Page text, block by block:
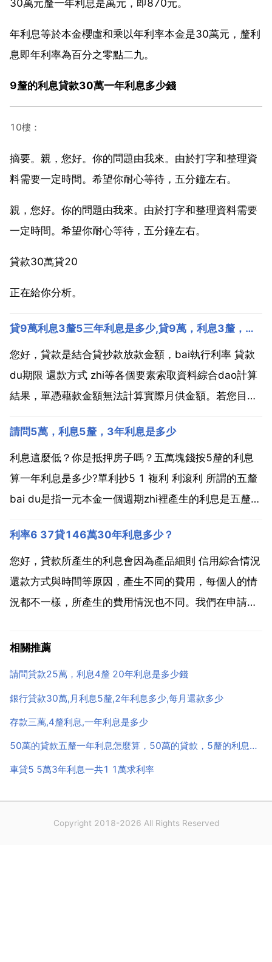
30萬元釐一年利息是萬元，即870元。
年利息等於本金櫻虛和乘以年利率本金是30萬元，釐利
息即年利率為百分之零點二九。
9釐的利息貸款30萬一年利息多少錢
10樓：
摘要。親，您好。你的問題由我來。由於打字和整理資
料需要一定時間。希望你耐心等待，五分鐘左右。
親，您好。你的問題由我來。由於打字和整理資料需要
一定時間。希望你耐心等待，五分鐘左右。
貸款30萬貸20
正在給你分析。
貸9萬利息3釐5三年利息是多少,貸9萬，利息3釐，分3年，利息總共多少
您好，貸款是結合貸抄款放款金額，bai執行利率 貸款
du期限 還款方式 zhi等各個要素索取資料綜合dao計算
結果，單憑藉款金額無法計算實際月供金額。若您目前
http chnl dkjsq嘗試使用目前貸款的基準利率試算月
供。可檢視月供 月供本金 月供利...
請問5萬，利息5釐，3年利息是多少
利息這麼低？你是抵押房子嗎？五萬塊錢按5釐的利息
算一年利息是多少?單利抄5 1 複利 利滾利 所謂的五釐
bai du是指一元本金一個週期zhi裡產生的利息是五釐，
計算取的月息5釐。還款期限12個月。應該是2500元
一年。一分利息5萬是5000...
利率6 37貸146萬30年利息多少？
您好，貸款所產生的利息會因為產品細則 信用綜合情況
還款方式與時間等原因，產生不同的費用，每個人的情
況都不一樣，所產生的費用情況也不同。我們在申請貸
性，這樣才能保障自己的資訊和財產安全。推薦使用有
相關推薦
請問貸款25萬，利息4釐 20年利息是多少錢
銀行貸款30萬,月利息5釐,2年利息多少,每月還款多少
存款三萬,4釐利息,一年利息是多少
50萬的貸款五釐一年利息怎麼算，50萬的貸款，5釐的利息，一個月要多少利息
車貸5 5萬3年利息一共1 1萬求利率
Copyright 2018-2026 All Rights Reserved